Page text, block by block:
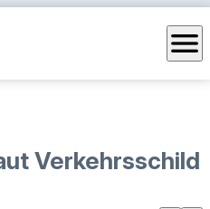
menu
Verkehrsschild